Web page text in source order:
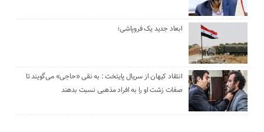
ابعاد جدید یک فروپاشی؛
انتقاد کیهان از سریال پایتخت : به نقی «حاجی» می‌گویند تا
صفات زشت او را به افراد مذهبی نسبت بدهند